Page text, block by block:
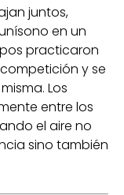
juntos,
en un
practicaron
y se
Los
entre los
el aire no
sino también